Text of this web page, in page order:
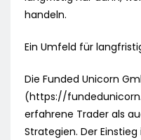
handeln.
Ein Umfeld für
Die Funded Unicorn
(https://
erfahrene Trader als
Strategien. Der